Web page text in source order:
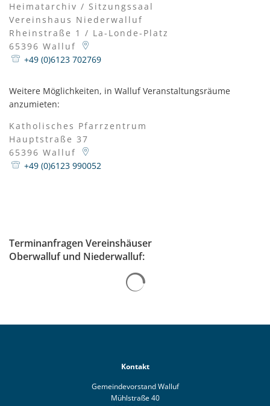
Heimatarchiv / Sitzungssaal
Vereinshaus Niederwalluf
Rheinstraße 1 / La-Londe-Platz
65396 Walluf
+49 (0)6123 702769
Weitere Möglichkeiten, in Walluf Veranstaltungsräume
anzumieten:
Katholisches Pfarrzentrum
Hauptstraße 37
65396 Walluf
+49 (0)6123 990052
Terminanfragen Vereinshäuser
Oberwalluf und Niederwalluf:
Kontakt
Gemeindevorstand Walluf
Mühlstraße 40